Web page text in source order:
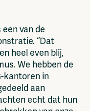
van de
“Dat
heel even blij,
We hebben de
kantoren in
aan
echt dat hun